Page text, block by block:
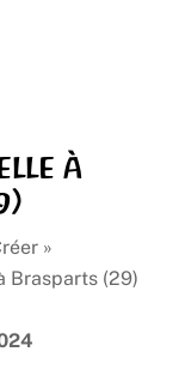
à
»
Brasparts (29)